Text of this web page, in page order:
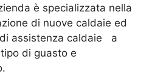
è specializzata nella
di nuove caldaie ed
assistenza caldaie a
di guasto e